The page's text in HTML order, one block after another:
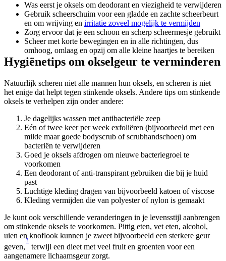
Was eerst je oksels om deodorant en viezigheid te verwijderen
Gebruik scheerschuim voor een gladde en zachte scheerbeurt
en om wrijving en irritatie zoveel mogelijk te vermijden
Zorg ervoor dat je een schoon en scherp scheermesje gebruikt
Scheer met korte bewegingen en in alle richtingen, dus
omhoog, omlaag en opzij om alle kleine haartjes te bereiken
Hygiënetips om okselgeur te verminderen
Natuurlijk scheren niet alle mannen hun oksels, en scheren is niet
het enige dat helpt tegen stinkende oksels. Andere tips om stinkende
oksels te verhelpen zijn onder andere:
Je dagelijks wassen met antibacteriële zeep
Eén of twee keer per week exfoliëren (bijvoorbeeld met een
milde maar goede bodyscrub of scrubhandschoen) om
bacteriën te verwijderen
Goed je oksels afdrogen om nieuwe bacteriegroei te
voorkomen
Een deodorant of anti-transpirant gebruiken die bij je huid
past
Luchtige kleding dragen van bijvoorbeeld katoen of viscose
Kleding vermijden die van polyester of nylon is gemaakt
Je kunt ook verschillende veranderingen in je levensstijl aanbrengen
om stinkende oksels te voorkomen. Pittig eten, vet eten, alcohol,
uien en knoflook kunnen je zweet bijvoorbeeld een sterkere geur
geven,
3
terwijl een dieet met veel fruit en groenten voor een
aangenamere lichaamsgeur zorgt.